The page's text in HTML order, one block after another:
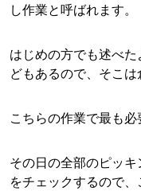
し作業と呼ばれます。
はじめの方でも述べ
どもあるので、そこは
こちらの作業で最も必
その日の全部のピッ
をチェックするので